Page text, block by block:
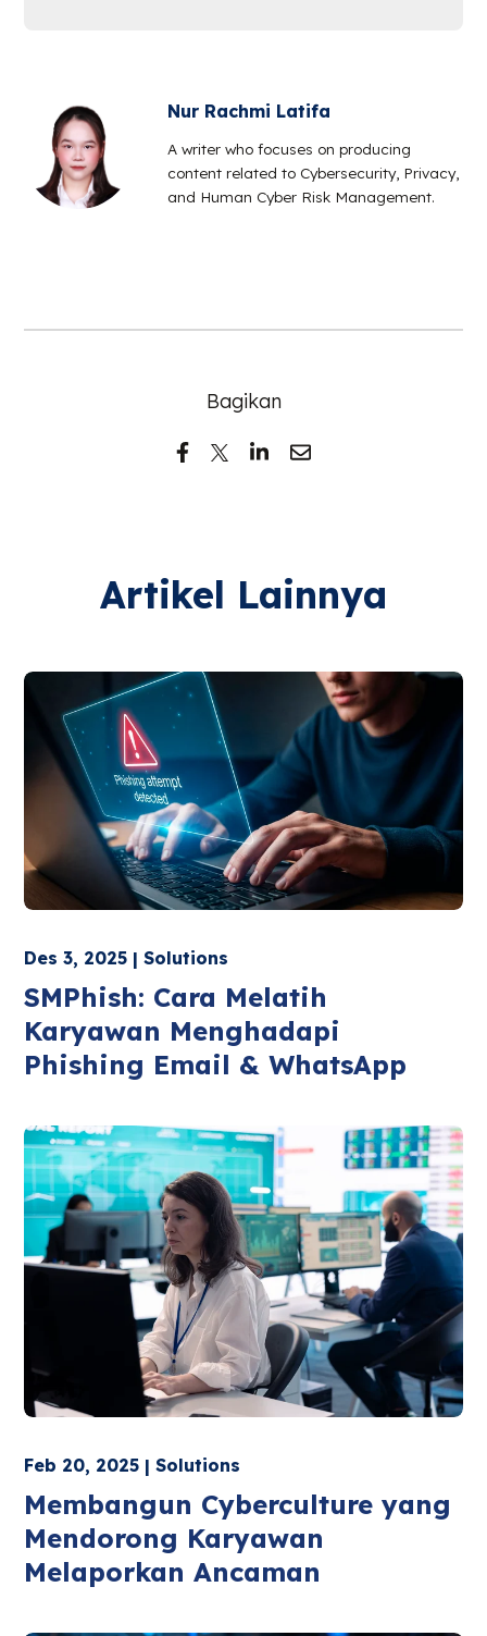
Nur Rachmi Latifa
A writer who focuses on producing
content related to Cybersecurity, Privacy,
and Human Cyber Risk Management.
Bagikan
Artikel Lainnya
Des 3, 2025 | Solutions
SMPhish: Cara Melatih
Karyawan Menghadapi
Phishing Email & WhatsApp
Feb 20, 2025 | Solutions
Membangun Cyberculture yang
Mendorong Karyawan
Melaporkan Ancaman